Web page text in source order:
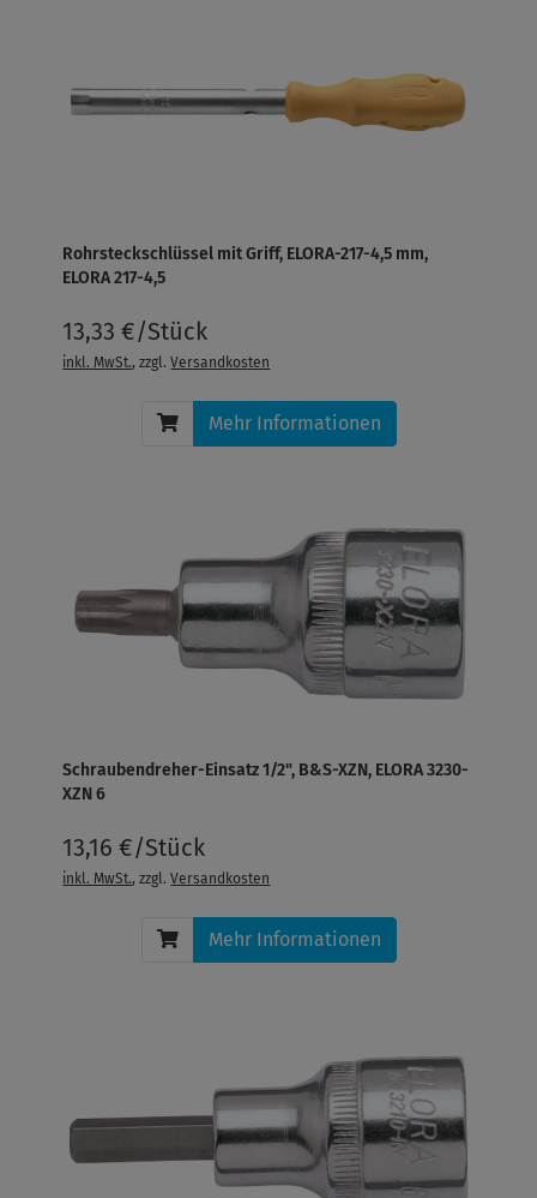
Rohrsteckschlüssel mit Griff, ELORA-217-4,5 mm,
ELORA 217-4,5
13,33 €/Stück
inkl. MwSt., zzgl.Versandkosten
Mehr Informationen
Schraubendreher-Einsatz 1/2", B&S-XZN, ELORA 3230-
XZN 6
13,16 €/Stück
inkl. MwSt., zzgl.Versandkosten
Mehr Informationen